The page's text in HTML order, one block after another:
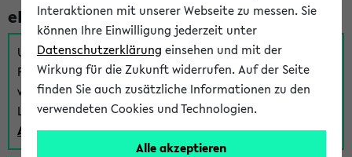
eKVV für Studierende
Um sich einen Stundenplan zu erstellen und alle weiteren
Funktionen des eKVVs für Studierende zu nutzen,
verwenden Sie diesen Link zur Anmeldung über Ihr Uni
Login:
Anmeldung zum eKVV der Studierenden
Interaktionen mit unserer Webseite zu messen. Sie
können Ihre Einwilligung jederzeit unter
Datenschutzerklärung einsehen und mit der
Wirkung für die Zukunft widerrufen. Auf der Seite
finden Sie auch zusätzliche Informationen zu den
verwendeten Cookies und Technologien.
Alle akzeptieren